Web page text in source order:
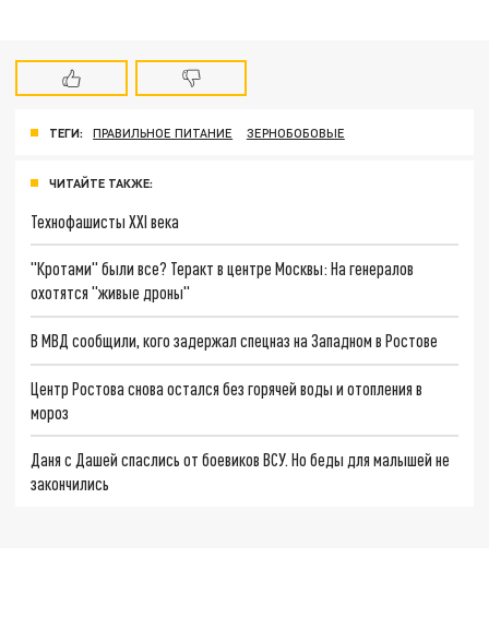
ТЕГИ: ПРАВИЛЬНОЕ ПИТАНИЕ ЗЕРНОБОБОВЫЕ
ЧИТАЙТЕ ТАКЖЕ:
Технофашисты XXI века
"Кротами" были все? Теракт в центре Москвы: На генералов
охотятся "живые дроны"
В МВД сообщили, кого задержал спецназ на Западном в Ростове
Центр Ростова снова остался без горячей воды и отопления в
мороз
Даня с Дашей спаслись от боевиков ВСУ. Но беды для малышей не
закончились